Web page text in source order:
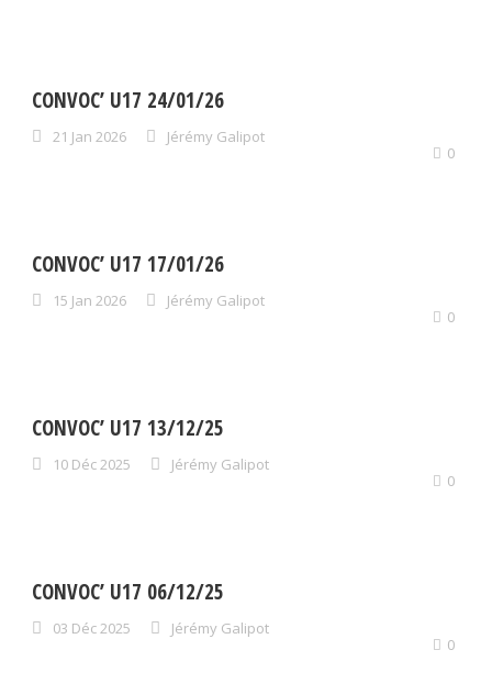
CONVOC’ U17 24/01/26
21 Jan 2026
Jérémy Galipot
0
CONVOC’ U17 17/01/26
15 Jan 2026
Jérémy Galipot
0
CONVOC’ U17 13/12/25
10 Déc 2025
Jérémy Galipot
0
CONVOC’ U17 06/12/25
03 Déc 2025
Jérémy Galipot
0